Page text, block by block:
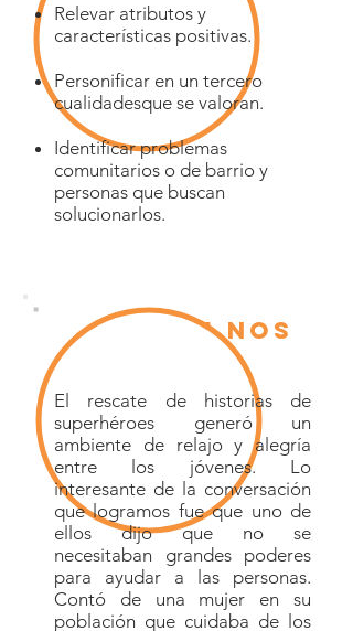
Relevar atributos y
características positivas.
Personificar en un tercero
cualidadesque se valoran.
Identificar problemas
comunitarios o de barrio y
personas que buscan
solucionarlos.
lo que nos
El rescate de historias de
superhéroes generó un
ambiente de relajo y alegría
entre los jóvenes. Lo
interesante de la conversación
que logramos fue que uno de
ellos dijo que no se
necesitaban grandes poderes
para ayudar a las personas.
Contó de una mujer en su
población que cuidaba de los